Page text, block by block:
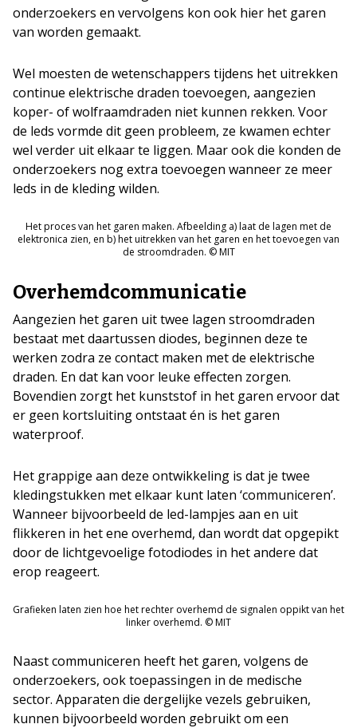
onderzoekers en vervolgens kon ook hier het garen
van worden gemaakt.
Wel moesten de wetenschappers tijdens het uitrekken
continue elektrische draden toevoegen, aangezien
koper- of wolfraamdraden niet kunnen rekken. Voor
de leds vormde dit geen probleem, ze kwamen echter
wel verder uit elkaar te liggen. Maar ook die konden de
onderzoekers nog extra toevoegen wanneer ze meer
leds in de kleding wilden.
Het proces van het garen maken. Afbeelding a) laat de lagen met de
elektronica zien, en b) het uitrekken van het garen en het toevoegen van
de stroomdraden. © MIT
Overhemdcommunicatie
Aangezien het garen uit twee lagen stroomdraden
bestaat met daartussen diodes, beginnen deze te
werken zodra ze contact maken met de elektrische
draden. En dat kan voor leuke effecten zorgen.
Bovendien zorgt het kunststof in het garen ervoor dat
er geen kortsluiting ontstaat én is het garen
waterproof.
Het grappige aan deze ontwikkeling is dat je twee
kledingstukken met elkaar kunt laten ‘communiceren’.
Wanneer bijvoorbeeld de led-lampjes aan en uit
flikkeren in het ene overhemd, dan wordt dat opgepikt
door de lichtgevoelige fotodiodes in het andere dat
erop reageert.
Grafieken laten zien hoe het rechter overhemd de signalen oppikt van het
linker overhemd. © MIT
Naast communiceren heeft het garen, volgens de
onderzoekers, ook toepassingen in de medische
sector. Apparaten die dergelijke vezels gebruiken,
kunnen bijvoorbeeld worden gebruikt om een